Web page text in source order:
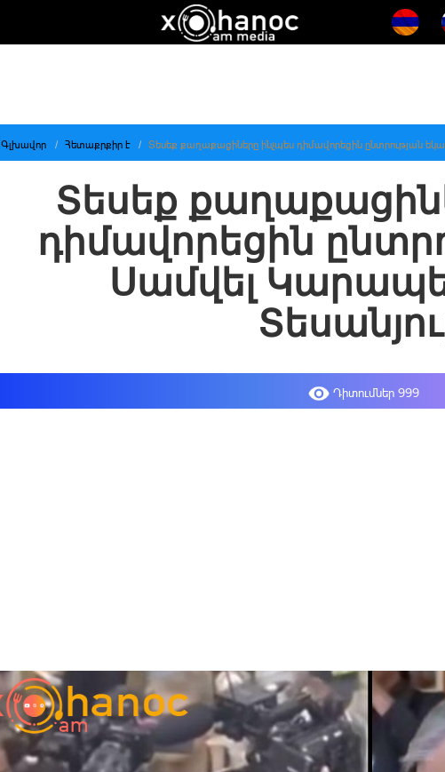
Գլխավոր Հետաքրքիր է Տեսեք քաղաքացիները ինչպես դիմավորեցին ընտրության
Տեսեք
դիմավորեցին
Սամվել
Դիտումներ 999